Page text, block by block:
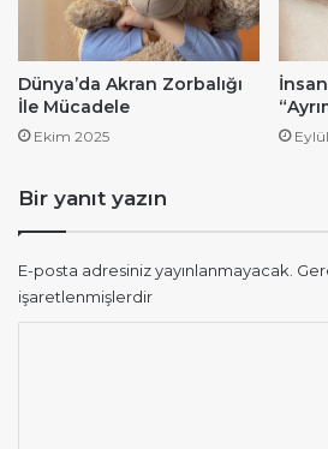
Dünya’da Akran Zorbalığı
İle Mücadele
Ekim 2025
Bir yanıt yazın
E-posta adresiniz yayınlanmayacak.
işaretlenmişlerdir